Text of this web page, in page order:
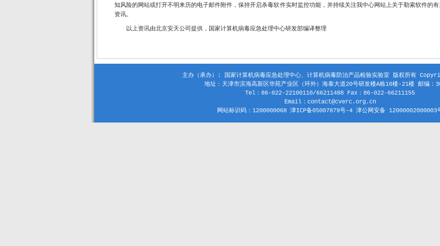
知风险的网站或打开不明来历的电子邮件附件，保持开启杀毒软件实时监控功能，并持续关注我中心网站上关于勒索软件的
资讯。
以上资讯由北京安天公司提供，国家计算机病毒应急处理中心研发部编译整理
主办（承办）: 国家计算机病毒应急处理中心、计算机病毒防治产品检验实验室 版权所有
地址：天津市滨海高新区华苑产业区（环外）海泰大道20号研发楼A栋16楼-21楼 邮编：
Tel：86-022-22100110/66211488 Fax：86-022-66211155
Email：contact@cverc.org.cn
网站标识码：1200000068 津ICP备05007879号-4 津公网安备 12000002000003